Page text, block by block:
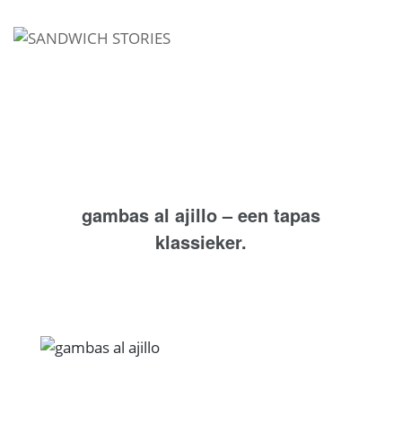
I'm looking for
gambas al ajillo – een tapas
klassieker.